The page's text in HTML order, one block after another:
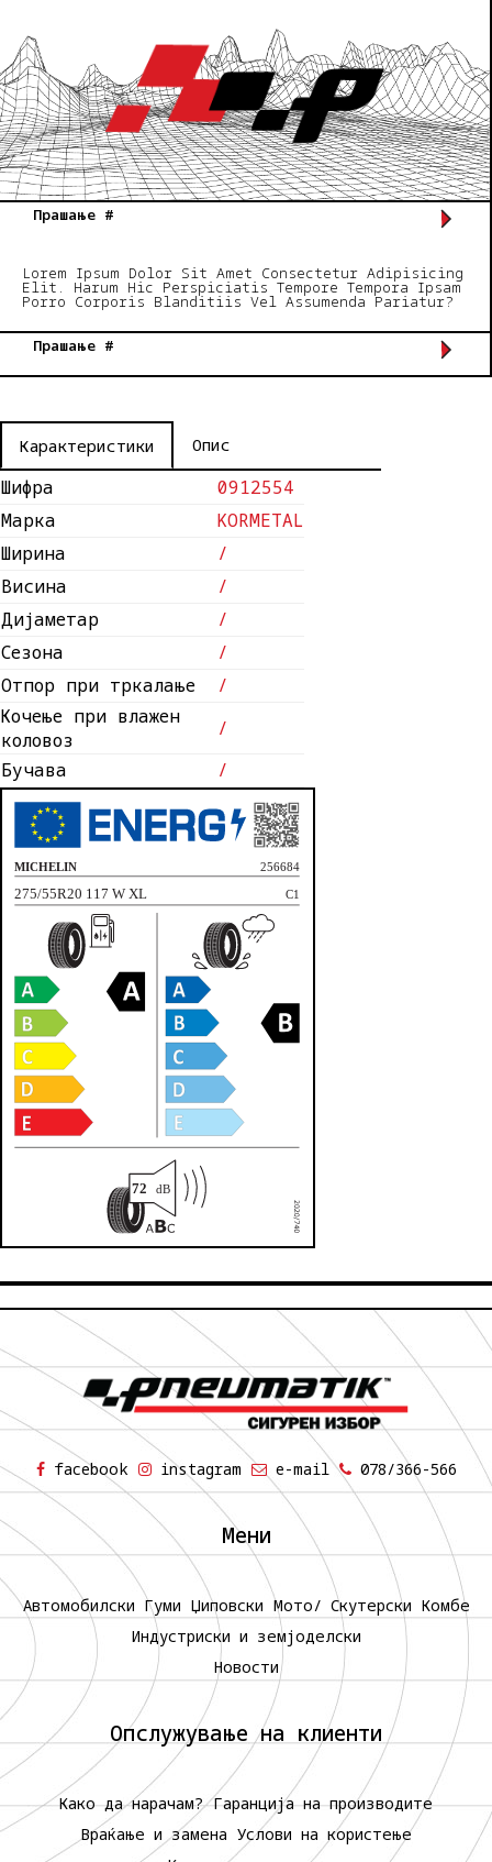
Прашање #
Lorem Ipsum Dolor Sit Amet Consectetur Adipisicing
Elit. Harum Hic Perspiciatis Tempore Tempora Ipsam
Porro Corporis Blanditiis Vel Assumenda Pariatur?
Прашање #
Карактеристики Опис
Шифра
0912554
Марка
KORMETAL
Ширина
/
Висина
/
Дијаметар
/
Сезона
/
Отпор при тркалање
/
Кочење при влажен
коловоз
/
Бучава
/
facebook instagram e-mail 078/366-566
Мени
Автомобилски Гуми Џиповски Мото/ Скутерски Комбе
Индустриски и земјоделски
Новости
Опслужување на клиенти
Како да нарачам? Гаранција на производите
Враќање и замена Услови на користење